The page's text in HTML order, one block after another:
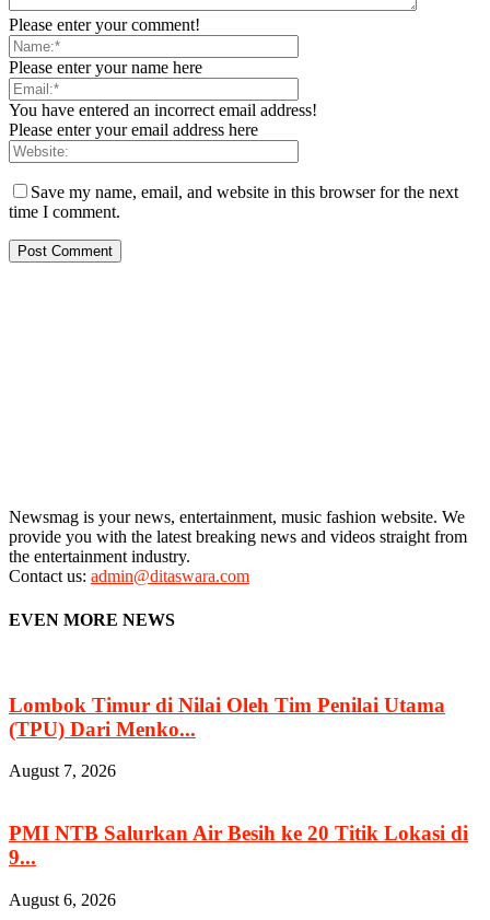
Please enter your comment!
Please enter your name here
You have entered an incorrect email address!
Please enter your email address here
Save my name, email, and website in this browser for the next
time I comment.
Newsmag is your news, entertainment, music fashion website. We
provide you with the latest breaking news and videos straight from
the entertainment industry.
Contact us: admin@ditaswara.com
EVEN MORE NEWS
Lombok Timur di Nilai Oleh Tim Penilai Utama
(TPU) Dari Menko...
August 7, 2026
PMI NTB Salurkan Air Besih ke 20 Titik Lokasi di
9...
August 6, 2026